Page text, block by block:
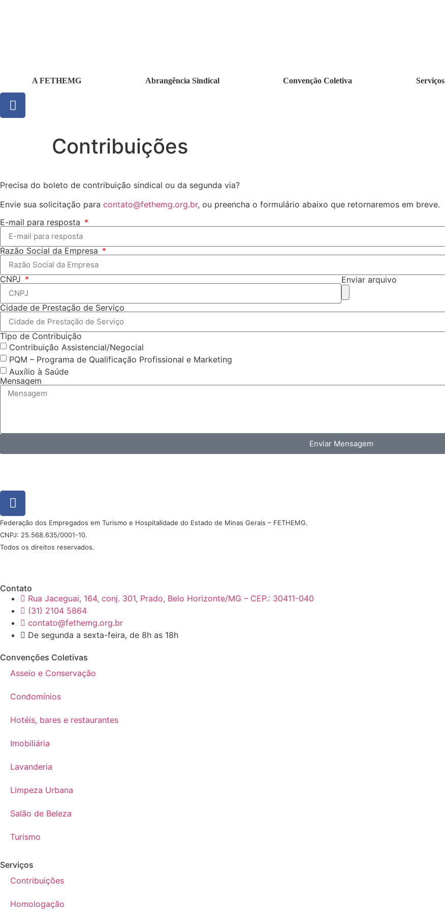
A FETHEMG Abrangência Sindical Convenção Coletiva Serviços
Contribuições
Precisa do boleto de contribuição sindical ou da segunda via?
Envie sua solicitação para contato@fethemg.org.br, ou preencha o formulário abaixo que retornaremos em breve.
E-mail para resposta
Razão Social da Empresa
CNPJ Enviar arquivo
Cidade de Prestação de Serviço
Tipo de Contribuição
Contribuição Assistencial/Negocial
PQM – Programa de Qualificação Profissional e Marketing
Auxílio à Saúde
Mensagem
Enviar Mensagem
Federação dos Empregados em Turismo e Hospitalidade do Estado de Minas Gerais – FETHEMG.
CNPJ: 25.568.635/0001-10.
Todos os direitos reservados.
Contato
Rua Jaceguai, 164, conj. 301, Prado, Belo Horizonte/MG – CEP.: 30411-040
(31) 2104 5864
contato@fethemg.org.br
De segunda a sexta-feira, de 8h as 18h
Convenções Coletivas
Asseio e Conservação
Condomínios
Hotéis, bares e restaurantes
Imobiliária
Lavanderia
Limpeza Urbana
Salão de Beleza
Turismo
Serviços
Contribuições
Homologação